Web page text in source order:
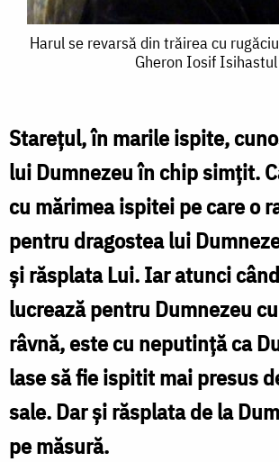
Harul
din
trăirea
cu
rugăciune
întristării
–
Gheron
Iosif
Isihastul
Harul se revarsă din trăirea cu
Gheron Iosif Isihastul
Stareţul, în marile ispite,
lui Dumnezeu în chip simţit.
cu mărimea ispitei pe care o
pentru dragostea lui
şi răsplata Lui. Iar atunci
lucrează pentru Dumnezeu
râvnă, este cu neputinţă ca
lase să fie ispitit mai presus
sale. Dar şi răsplata de la
pe măsură.